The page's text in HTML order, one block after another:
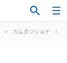
> カムポジショナ >